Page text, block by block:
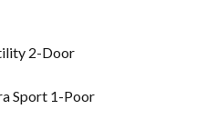
2-Door
Sport 1-Poor